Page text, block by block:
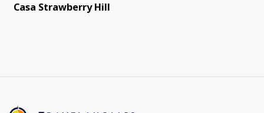
Casa Strawberry Hill